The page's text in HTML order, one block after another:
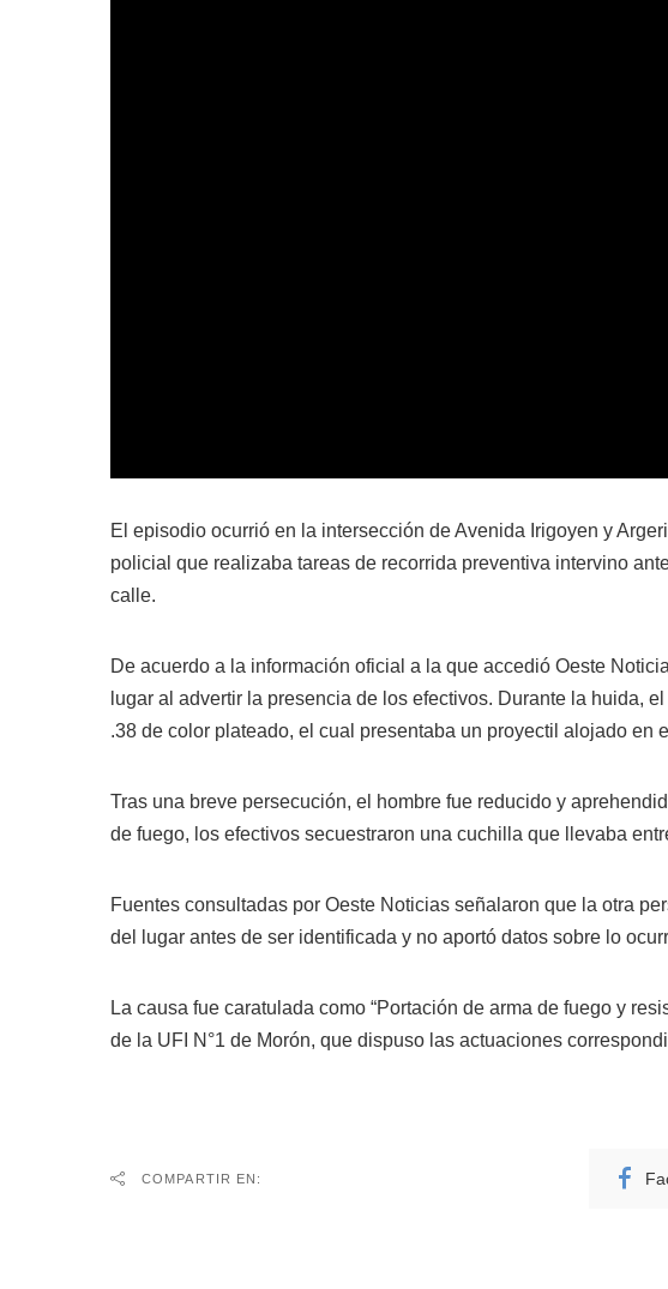
El episodio ocurrió en la intersección de Avenida Irigoyen y
policial que realizaba tareas de recorrida preventiva intervino
calle.
De acuerdo a la información oficial a la que accedió Oeste
lugar al advertir la presencia de los efectivos. Durante la huida,
.38 de color plateado, el cual presentaba un proyectil alojado en
Tras una breve persecución, el hombre fue reducido y
de fuego, los efectivos secuestraron una cuchilla que llevaba
Fuentes consultadas por Oeste Noticias señalaron que la otra
del lugar antes de ser identificada y no aportó datos sobre lo
La causa fue caratulada como “Portación de arma de fuego y
de la UFI N°1 de Morón, que dispuso las actuaciones
COMPARTIR EN: